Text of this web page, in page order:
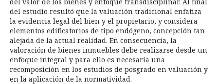
del estudio resultó que la valuación tradicional enfatiza
la evidencia legal del bien y el propietario, y considera
elementos edificatorios de tipo endógeno, concepción tan
alejada de la actual realidad. En consecuencia, la
valoración de bienes inmuebles debe realizarse desde un
enfoque integral y para ello es necesaria una
recomposición en los estudios de posgrado en valuación y
en la aplicación de la normatividad.